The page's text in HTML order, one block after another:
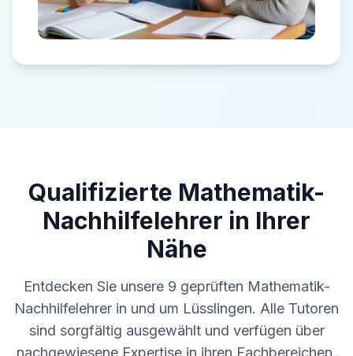
Qualifizierte Mathematik-
Nachhilfelehrer in Ihrer
Nähe
Entdecken Sie unsere 9 geprüften Mathematik-
Nachhilfelehrer in und um Lüsslingen. Alle Tutoren
sind sorgfältig ausgewählt und verfügen über
nachgewiesene Expertise in ihren Fachbereichen.